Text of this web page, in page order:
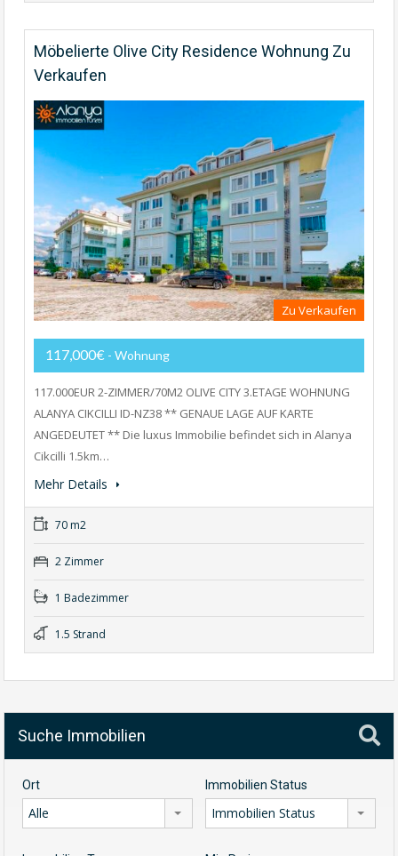
Möbelierte Olive City Residence Wohnung Zu
Verkaufen
Zu Verkaufen
117,000€ - Wohnung
117.000EUR 2-ZIMMER/70M2 OLIVE CITY 3.ETAGE WOHNUNG
ALANYA CIKCILLI ID-NZ38 ** GENAUE LAGE AUF KARTE
ANGEDEUTET ** Die luxus Immobilie befindet sich in Alanya
Cikcilli 1.5km…
Mehr Details
70 m2
2 Zimmer
1 Badezimmer
1.5 Strand
Suche Immobilien
Ort
Alle
Immobilien Status
Immobilien Status